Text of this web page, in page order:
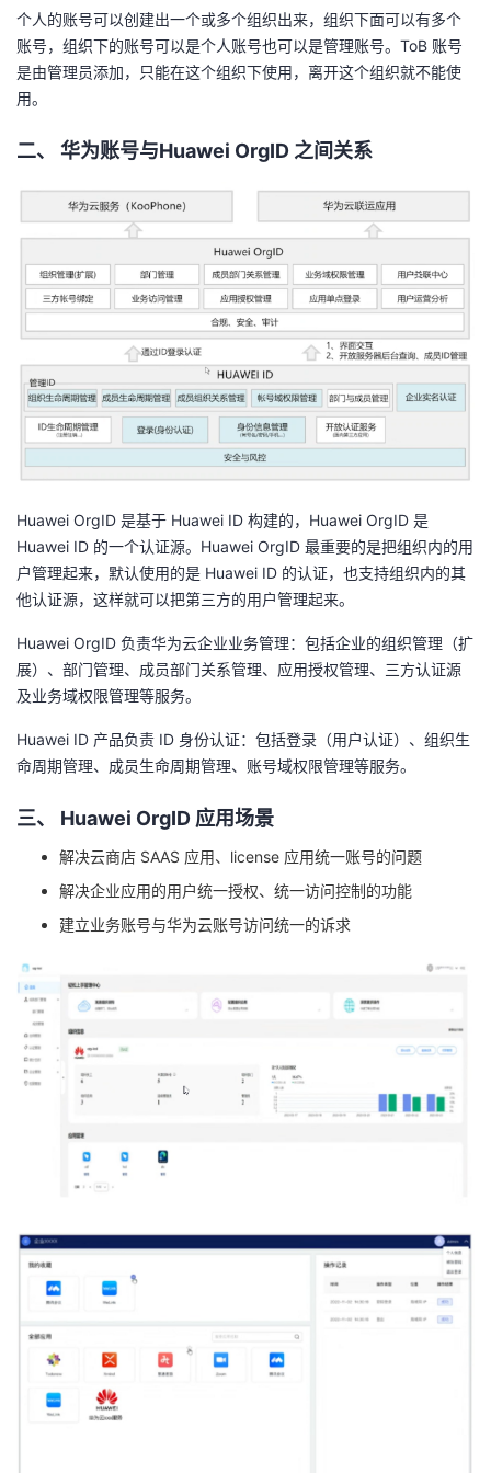
注
开
发
学
堂
我
的
课
程
我
的
认
我
的
验
我
收
藏
的
Programs
我
的
我
的
技
术
支
我
的
云
声
议
个人的账号可以创建出一个或多个组织出来，组织下面可以有多个
账号，组织下的账号可以是个人账号也可以是管理账号。ToB 账号
是由管理员添加，只能在这个组织下使用，离开这个组织就不能使
用。
二、 华为账号与Huawei OrgID 之间关系
Huawei OrgID 是基于 Huawei ID 构建的，Huawei OrgID 是
Huawei ID 的一个认证源。Huawei OrgID 最重要的是把组织内的用
户管理起来，默认使用的是 Huawei ID 的认证，也支持组织内的其
他认证源，这样就可以把第三方的用户管理起来。
Huawei OrgID 负责华为云企业业务管理：包括企业的组织管理（扩
展）、部门管理、成员部门关系管理、应用授权管理、三方认证源
及业务域权限管理等服务。
Huawei ID 产品负责 ID 身份认证：包括登录（用户认证）、组织生
命周期管理、成员生命周期管理、账号域权限管理等服务。
三、 Huawei OrgID 应用场景
解决云商店 SAAS 应用、license 应用统一账号的问题
解决企业应用的用户统一授权、统一访问控制的功能
建立业务账号与华为云账号访问统一的诉求